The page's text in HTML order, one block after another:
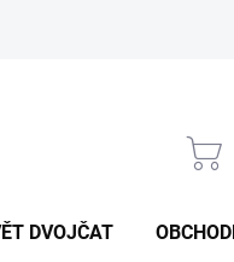
DVOJČAT